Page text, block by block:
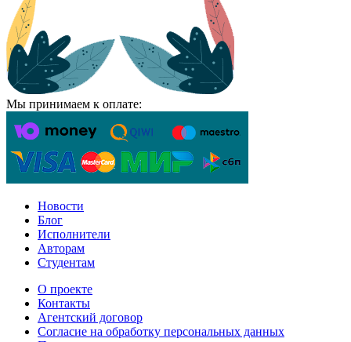
Мы принимаем к оплате:
Новости
Блог
Исполнители
Авторам
Студентам
О проекте
Контакты
Агентский договор
Согласие на обработку персональных данных